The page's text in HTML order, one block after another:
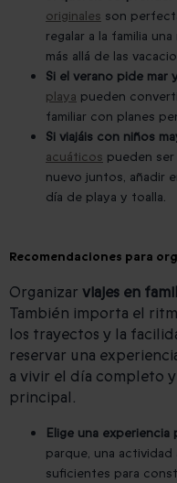
originales son
regalar a la familia
más allá de las
Si el verano pide mar
playa pueden
familiar con planes
Si viajáis con niños
acuáticos pueden
nuevo juntos, añadir
día de playa y toalla.
Recomendaciones para
Organizar viajes en
También importa el
los trayectos y la
reservar una
a vivir el día completo
principal.
Elige una
parque, una
suficientes para